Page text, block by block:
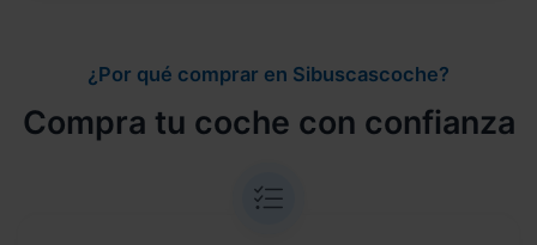
¿Por qué comprar en Sibuscascoche?
Compra tu coche con confianza